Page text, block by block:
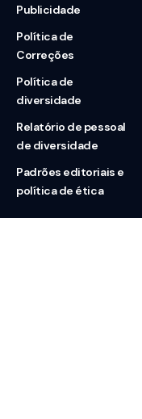
Publicidade
Política de
Correções
Política de
diversidade
Relatório de pessoal
de diversidade
Padrões editoriais e
política de ética